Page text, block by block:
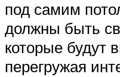
под самим
должны быть
которые будут
перегружая